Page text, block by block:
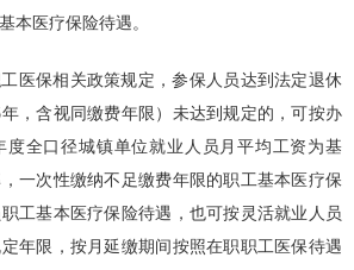
本医疗保险待遇。
医保相关政策规定，参保人员达到法定退休
，含视同缴费年限）未达到规定的，可按办
度全口径城镇单位就业人员月平均工资为基
一次性缴纳不足缴费年限的职工基本医疗保
工基本医疗保险待遇，也可按灵活就业人员
年限，按月延缴期间按照在职职工医保待遇